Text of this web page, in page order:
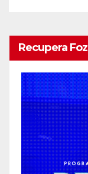
Recupera Foz